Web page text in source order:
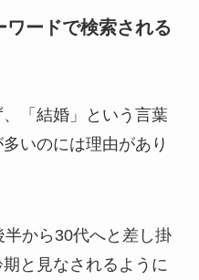
ードで検索される
「結婚」という言葉
いのには理由があり
から30代へと差し掛
と見なされるように